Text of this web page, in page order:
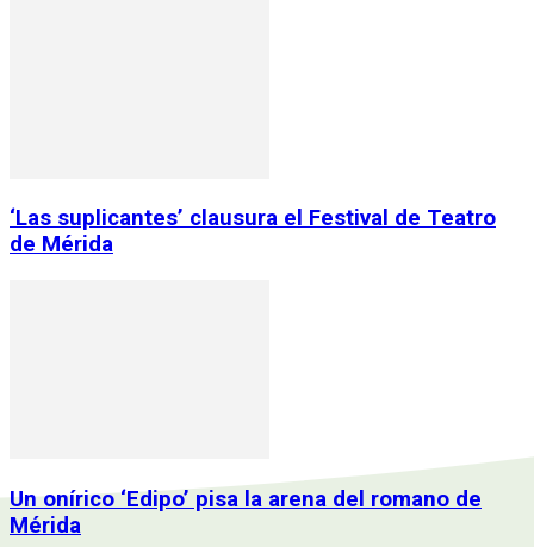
‘Las suplicantes’ clausura el Festival de Teatro
de Mérida
Un onírico ‘Edipo’ pisa la arena del romano de
Mérida